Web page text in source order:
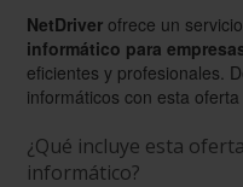
NetDriver ofrece un
informático para
eficientes y profesionales.
informáticos con esta oferta
¿Qué incluye esta
informático?